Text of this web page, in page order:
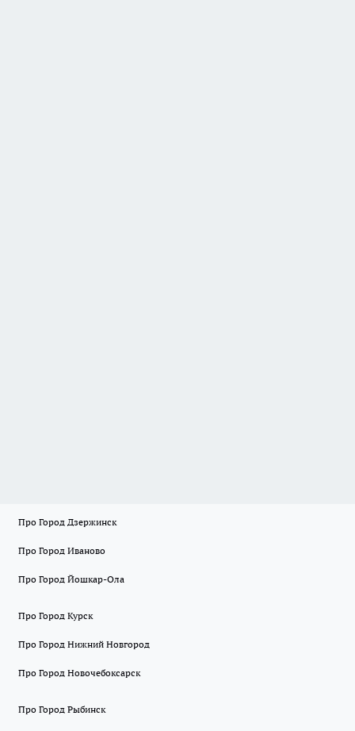
Про Город Дзержинск
Про Город Иваново
Про Город Йошкар-Ола
Про Город Курск
Про Город Нижний Новгород
Про Город Новочебоксарск
Про Город Рыбинск